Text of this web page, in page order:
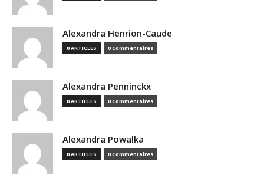
Alexandra Henrion-Caude
0 ARTICLES 0 Commentaires
Alexandra Penninckx
0 ARTICLES 0 Commentaires
Alexandra Powalka
0 ARTICLES 0 Commentaires